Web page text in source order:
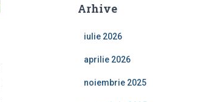
Arhive
iulie 2026
aprilie 2026
noiembrie 2025